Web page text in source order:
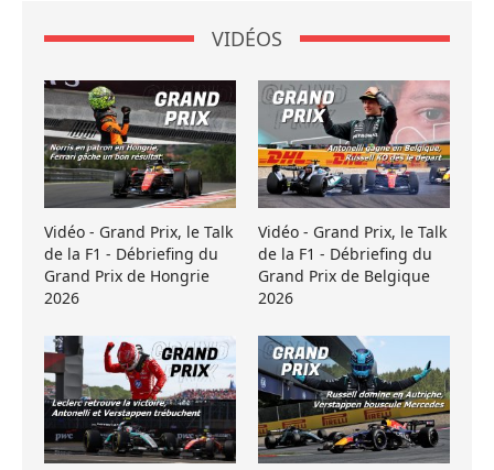
VIDÉOS
Vidéo - Grand Prix, le Talk
de la F1 - Débriefing du
Grand Prix de Hongrie
2026
Vidéo - Grand Prix, le Talk
de la F1 - Débriefing du
Grand Prix de Belgique
2026